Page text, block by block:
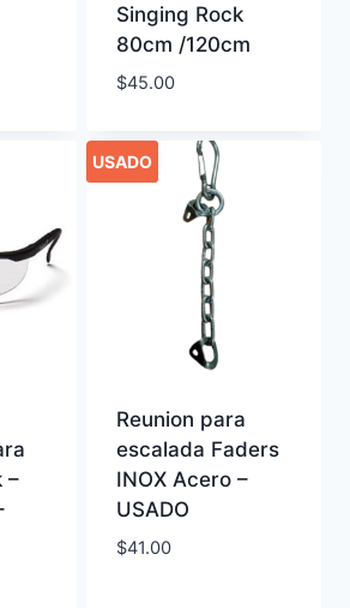
Singing Rock
80cm /120cm
$45.00
–
USADO
Reunion para
escalada Faders
INOX Acero –
USADO
$41.00